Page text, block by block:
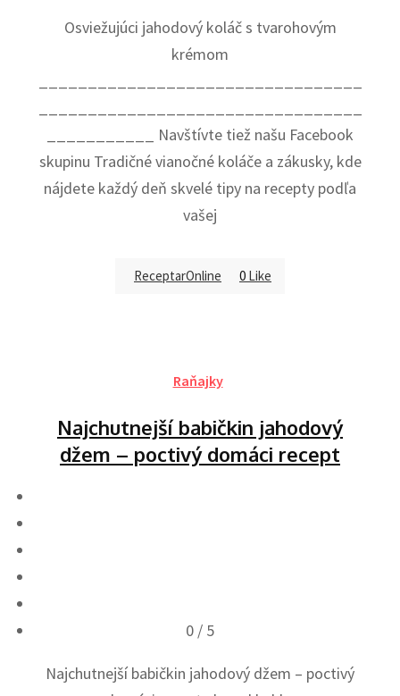
Osviežujúci jahodový koláč s tvarohovým
krémom
___________ Navštívte tiež našu Facebook
skupinu Tradičné vianočné koláče a zákusky, kde
nájdete každý deň skvelé tipy na recepty podľa
vašej
ReceptarOnline 0 Like
Raňajky
Najchutnejší babičkin jahodový
džem – poctivý domáci recept
0 / 5
Najchutnejší babičkin jahodový džem – poctivý